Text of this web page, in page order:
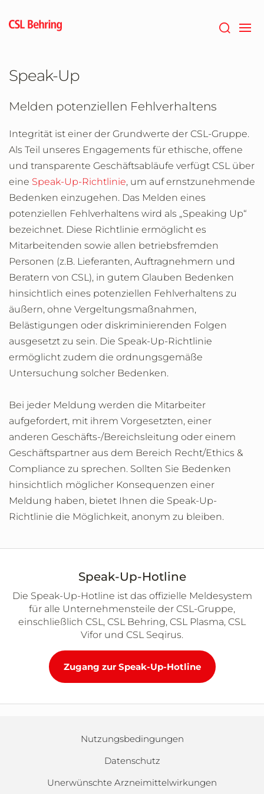
Hauptinhalt
springen
Speak-Up
Melden potenziellen Fehlverhaltens
Integrität ist einer der Grundwerte der CSL-Gruppe.
Als Teil unseres Engagements für ethische, offene
und transparente Geschäftsabläufe verfügt CSL über
eine Speak-Up-Richtlinie, um auf ernstzunehmende
Bedenken einzugehen. Das Melden eines
potenziellen Fehlverhaltens wird als „Speaking Up“
bezeichnet. Diese Richtlinie ermöglicht es
Mitarbeitenden sowie allen betriebsfremden
Personen (z.B. Lieferanten, Auftragnehmern und
Beratern von CSL), in gutem Glauben Bedenken
hinsichtlich eines potenziellen Fehlverhaltens zu
äußern, ohne Vergeltungsmaßnahmen,
Belästigungen oder diskriminierenden Folgen
ausgesetzt zu sein. Die Speak-Up-Richtlinie
ermöglicht zudem die ordnungsgemäße
Untersuchung solcher Bedenken.
Bei jeder Meldung werden die Mitarbeiter
aufgefordert, mit ihrem Vorgesetzten, einer
anderen Geschäfts-/Bereichsleitung oder einem
Geschäftspartner aus dem Bereich Recht/Ethics &
Compliance zu sprechen. Sollten Sie Bedenken
hinsichtlich möglicher Konsequenzen einer
Meldung haben, bietet Ihnen die Speak-Up-
Richtlinie die Möglichkeit, anonym zu bleiben.
Speak-Up-Hotline
Die Speak-Up-Hotline ist das offizielle Meldesystem
für alle Unternehmensteile der CSL-Gruppe,
einschließlich CSL, CSL Behring, CSL Plasma, CSL
Vifor und CSL Seqirus.
Zugang zur Speak-Up-Hotline
Nutzungsbedingungen
Datenschutz
Unerwünschte Arzneimittelwirkungen